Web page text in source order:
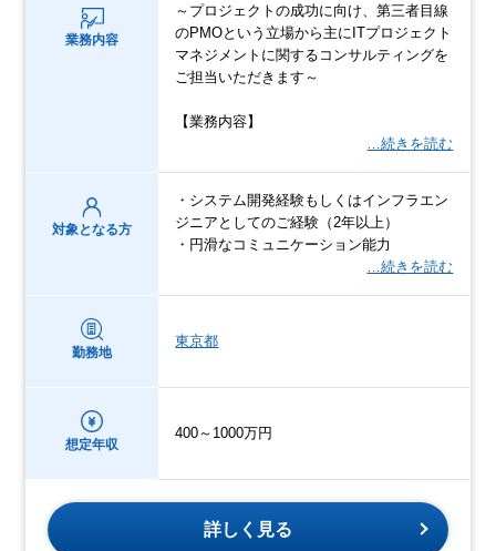
業務内容
～プロジェクトの成功に向け、第三者目線
のPMOという立場から主にITプロジェクト
マネジメントに関するコンサルティングを
ご担当いただきます～
【業務内容】
…続きを読む
対象となる方
・システム開発経験もしくはインフラエン
ジニアとしてのご経験（2年以上）
・円滑なコミュニケーション能力
…続きを読む
勤務地
東京都
想定年収
400～1000万円
詳しく見る